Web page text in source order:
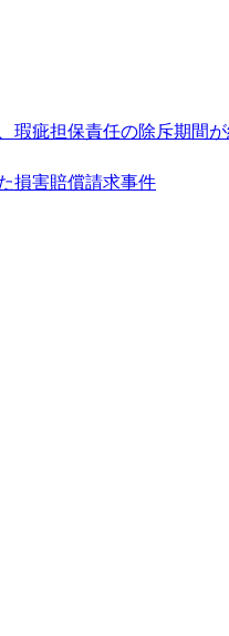
瑕疵担保責任の除斥期間
損害賠償請求事件